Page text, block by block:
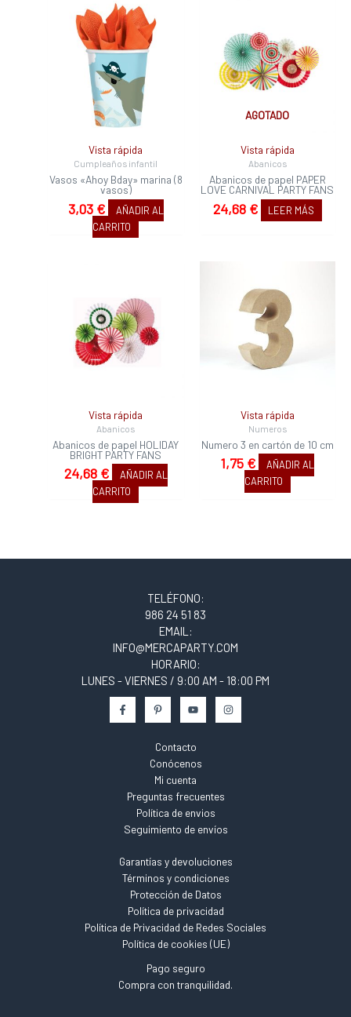
Vista rápida
Cumpleaños infantil
Vasos «Ahoy Bday» marina (8
vasos)
3,03 €
AÑADIR AL
CARRITO
AGOTADO
Vista rápida
Abanicos
Abanicos de papel PAPER
LOVE CARNIVAL PARTY FANS
24,68 € LEER MÁS
Vista rápida
Abanicos
Abanicos de papel HOLIDAY
BRIGHT PARTY FANS
24,68 €
AÑADIR AL
CARRITO
Vista rápida
Numeros
Numero 3 en cartón de 10 cm
1,75 €
AÑADIR AL
CARRITO
TELÉFONO:
986 24 51 83
EMAIL:
INFO@MERCAPARTY.COM
HORARIO:
LUNES - VIERNES / 9:00 AM - 18:00 PM
Contacto
Conócenos
Mi cuenta
Preguntas frecuentes
Política de envios
Seguimiento de envíos
Garantías y devoluciones
Términos y condiciones
Protección de Datos
Política de privacidad
Política de Privacidad de Redes Sociales
Política de cookies (UE)
Pago seguro
Compra con tranquilidad.